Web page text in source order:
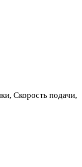
Скорость подачи,